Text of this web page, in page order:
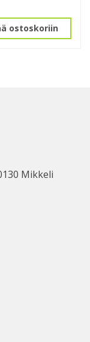
ostoskoriin
Mikkeli